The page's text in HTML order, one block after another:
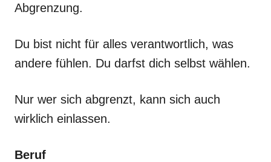
Abgrenzung.
Du bist nicht für alles verantwortlich, was
andere fühlen. Du darfst dich selbst wählen.
Nur wer sich abgrenzt, kann sich auch
wirklich einlassen.
Beruf